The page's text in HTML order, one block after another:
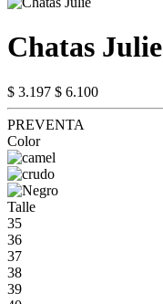
Chatas Julie
$ 3.197 $ 6.100
PREVENTA
Color
Talle
35
36
37
38
39